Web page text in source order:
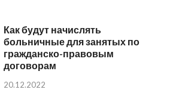
Как будут начислять
больничные для занятых по
гражданско-правовым
договорам
20.12.2022